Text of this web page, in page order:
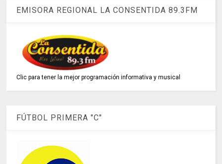
EMISORA REGIONAL LA CONSENTIDA 89.3FM
Clic para tener la mejor programación informativa y musical
FÚTBOL PRIMERA "C"